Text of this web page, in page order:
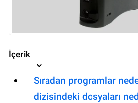
İçerik
Sıradan programlar
dizisindeki dosyaları